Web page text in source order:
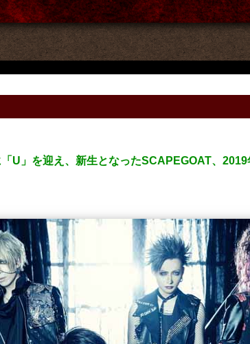
U」を迎え、新生となったSCAPEGOAT、